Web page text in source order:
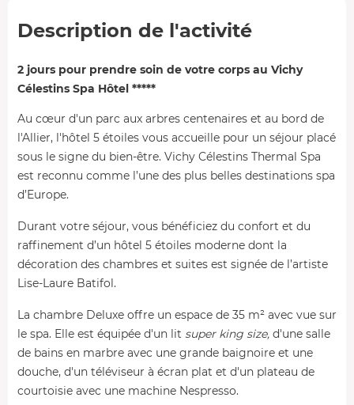
Description de l'activité
2 jours pour prendre soin de votre corps au Vichy
Célestins Spa Hôtel *****
Au cœur d'un parc aux arbres centenaires et au bord de
l'Allier, l'hôtel 5 étoiles vous accueille pour un séjour placé
sous le signe du bien-être. Vichy Célestins Thermal Spa
est reconnu comme l’une des plus belles destinations spa
d’Europe.
Durant votre séjour, vous bénéficiez du confort et du
raffinement d’un hôtel 5 étoiles moderne dont la
décoration des chambres et suites est signée de l’artiste
Lise-Laure Batifol.
La chambre Deluxe offre un espace de 35 m² avec vue sur
le spa. Elle est équipée d'un lit super king size, d'une salle
de bains en marbre avec une grande baignoire et une
douche, d'un téléviseur à écran plat et d'un plateau de
courtoisie avec une machine Nespresso.